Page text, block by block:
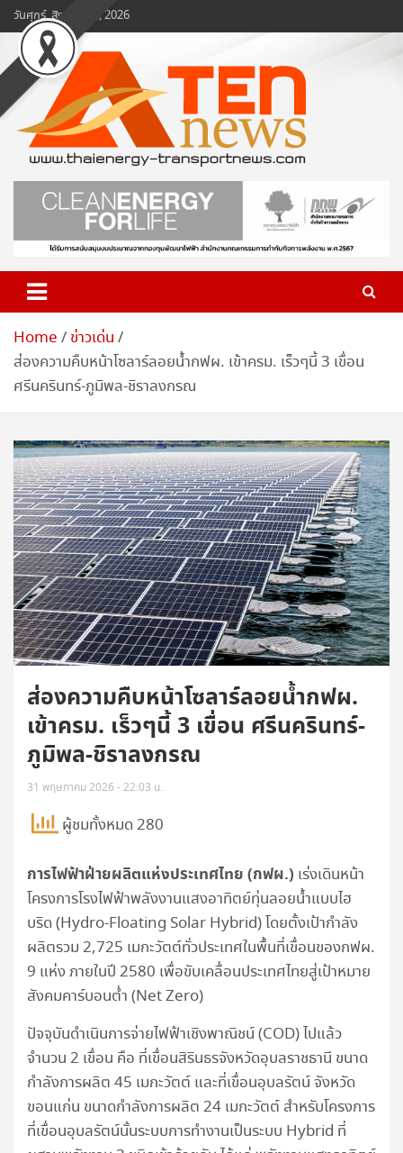
Skip
to
content
วันศุกร์, สิงหาคม 7, 2026
www.ten-news.com
ข่าวพลังงานและคมนาคม
Home
ข่าวเด่น
ส่องความคืบหน้าโซลาร์ลอยน้ำกฟผ. เข้าครม. เร็วๆนี้ 3 เขื่อน
ศรีนครินทร์-ภูมิพล-ชิราลงกรณ
ส่องความคืบหน้าโซลาร์ลอยน้ำกฟผ.
เข้าครม. เร็วๆนี้ 3 เขื่อน ศรีนครินทร์-
ภูมิพล-ชิราลงกรณ
31 พฤษภาคม 2026 - 22:03 น.
ผู้ชมทั้งหมด 280
การไฟฟ้าฝ่ายผลิตแห่งประเทศไทย (กฟผ.) เร่งเดินหน้า
โครงการโรงไฟฟ้าพลังงานแสงอาทิตย์ทุ่นลอยน้ำแบบไฮ
บริด (Hydro-Floating Solar Hybrid) โดยตั้งเป้ากำลัง
ผลิตรวม 2,725 เมกะวัตต์ทั่วประเทศในพื้นที่เขื่อนของกฟผ.
9 แห่ง ภายในปี 2580 เพื่อขับเคลื่อนประเทศไทยสู่เป้าหมาย
สังคมคาร์บอนต่ำ (Net Zero)
ปัจจุบันดำเนินการจ่ายไฟฟ้าเชิงพาณิชน์ (COD) ไปแล้ว
จำนวน 2 เขื่อน คือ ที่เขื่อนสิรินธรจังหวัดอุบลราชธานี ขนาด
กำลังการผลิต 45 เมกะวัตต์ และที่เขื่อนอุบลรัตน์ จังหวัด
ขอนแก่น ขนาดกำลังการผลิต 24 เมกะวัตต์ สำหรับโครงการ
ที่เขื่อนอุบลรัตน์นั้นระบบการทำงานเป็นระบบ Hybrid ที่